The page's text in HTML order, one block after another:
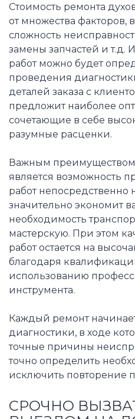
Стоимость ремонта
от множества факторов,
сложность
замены запчастей и т.д.
работ можно будет
проведения
деталей заказа с
предложит наиболее
сочетающие в себе
разумные расценки.
Важным преимуществом
является возможность
работ непосредственно
значительно экономит
необходимость
мастерскую. При этом
работ остается на
благодаря
использованию
инструмента.
Каждый ремонт
диагностики, в ходе
точные причины
точно определить
исключить повторение
СРОЧНО